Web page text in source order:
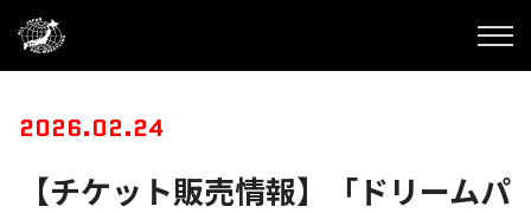
2026.02.24
【チケット販売情報】「ドリームパ